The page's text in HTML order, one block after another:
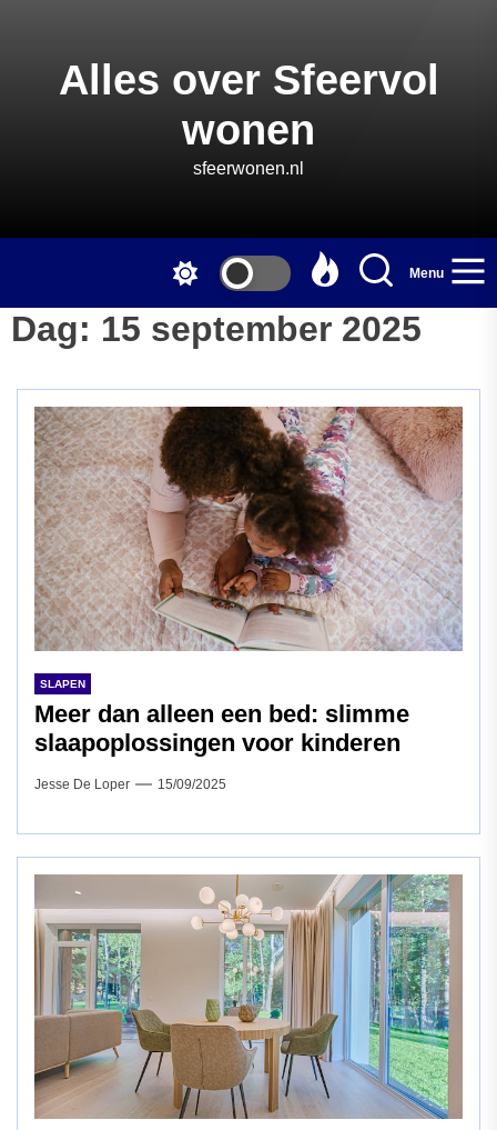
Alles over Sfeervol
wonen
sfeerwonen.nl
Menu
Dag: 15 september 2025
SLAPEN
Meer dan alleen een bed: slimme
slaapoplossingen voor kinderen
Jesse De Loper 15/09/2025